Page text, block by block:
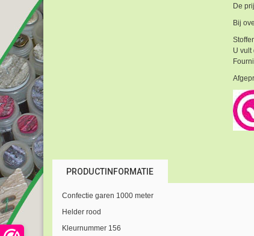
De
Bij
U
PRODUCTINFORMATIE
Confectie garen 1000 meter
Helder rood
Kleurnummer 156